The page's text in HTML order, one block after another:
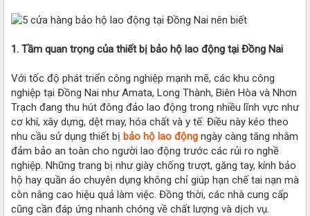
1. Tầm quan trọng của thiết bị bảo hộ lao động tại Đồng Nai
Với tốc độ phát triển công nghiệp mạnh mẽ, các khu công
nghiệp tại Đồng Nai như Amata, Long Thành, Biên Hòa và Nhơn
Trạch đang thu hút đông đảo lao động trong nhiều lĩnh vực như
cơ khí, xây dựng, dệt may, hóa chất và y tế. Điều này kéo theo
nhu cầu sử dụng thiết bị bảo hộ lao động ngày càng tăng nhằm
đảm bảo an toàn cho người lao động trước các rủi ro nghề
nghiệp. Những trang bị như giày chống trượt, găng tay, kính bảo
hộ hay quần áo chuyên dụng không chỉ giúp hạn chế tai nạn mà
còn nâng cao hiệu quả làm việc. Đồng thời, các nhà cung cấp
cũng cần đáp ứng nhanh chóng về chất lượng và dịch vụ.